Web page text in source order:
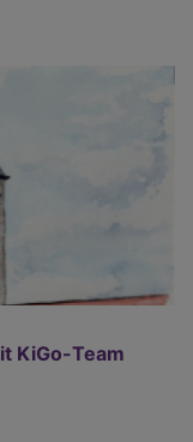
KiGo-Team